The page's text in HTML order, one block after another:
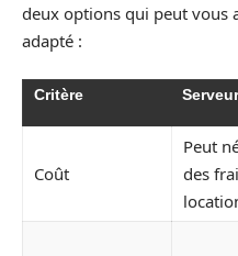
deux options qui peut vous
adapté :
Critère
Coût
Peut
des